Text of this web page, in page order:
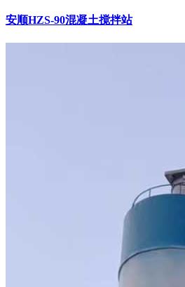
安顺HZS-90混凝土搅拌站